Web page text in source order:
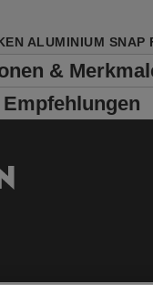
ALUMINIUM SNAP
&